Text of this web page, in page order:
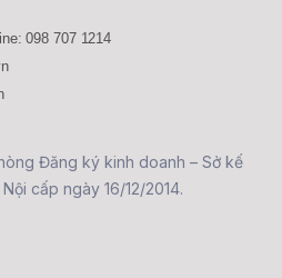
098 707 1214
Đăng ký kinh doanh – Sở kế
cấp ngày 16/12/2014.